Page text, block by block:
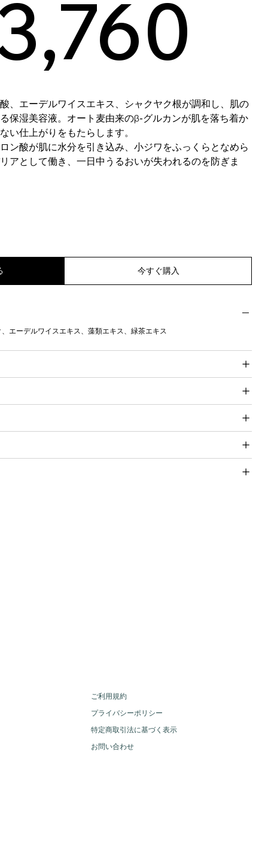
、エーデルワイスエキス、シャクヤク根が調和し、肌の
保湿美容液。オート麦由来のβ-グルカンが肌を落ち着か
い仕上がりをもたらします。
ン酸が肌に水分を引き込み、小ジワをふっくらとなめら
アとして働き、一日中うるおいが失われるのを防ぎま
今すぐ購入
エーデルワイスエキス、藻類エキス、緑茶エキス
ご利用規約
プライバシーポリシー
特定商取引法に基づく表示
お問い合わせ